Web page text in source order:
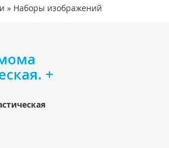
» Наборы изображений
+